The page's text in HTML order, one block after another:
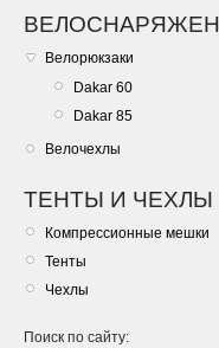
Велорюкзаки
Dakar 60
Dakar 85
Велочехлы
ТЕНТЫ И ЧЕХЛЫ
Компрессионные мешки
Тенты
Чехлы
Поиск по сайту: